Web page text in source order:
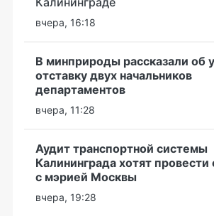
вчера, 16:18
В минприроды рассказали об
отставку двух начальников
департаментов
вчера, 11:28
Аудит транспортной системы
Калининграда хотят провести
с мэрией Москвы
вчера, 19:28